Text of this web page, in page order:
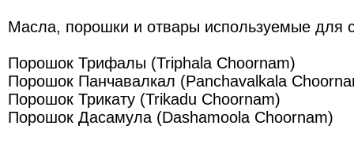
Масла, порошки и отвары используемые для
Порошок Трифалы (Triphala Choornam)
Порошок Панчавалкал (Panchavalkala
Порошок Трикату (Trikadu Choornam)
Порошок Дасамула (Dashamoola Choornam)